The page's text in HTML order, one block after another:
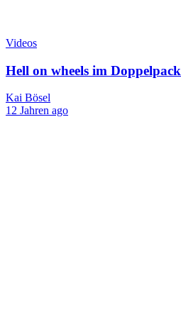
Videos
Hell on wheels im Doppelpack
Kai Bösel
12 Jahren ago